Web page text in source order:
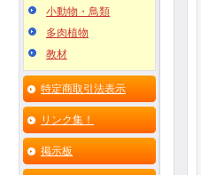
小動物・鳥類
多肉植物
教材
特定商取引法表示
リンク集！
掲示板